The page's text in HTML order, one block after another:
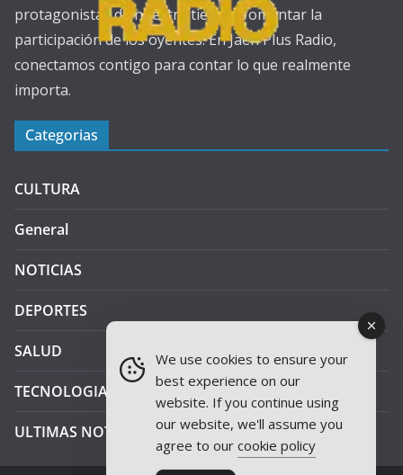
protagonistas de nuestra tierra y fomentar la
participación de los oyentes. En Jaén Plus Radio,
conectamos contigo para contar lo que realmente
importa.
Categorias
CULTURA
General
NOTICIAS
DEPORTES
SALUD
TECNOLOGIA
ULTIMAS NOTICIAS
We use cookies to ensure your
best experience on our
website. If you continue using
our website, we'll assume you
agree to our cookie policy